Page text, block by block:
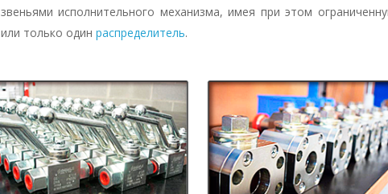
звеньями исполнительного механизма, имея при этом
или только один распределитель.